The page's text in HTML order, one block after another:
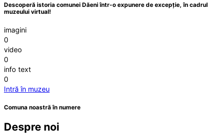
Descoperă istoria comunei Dăeni într-o expunere de excepție, în cadrul
muzeului virtual!
imagini
0
video
0
info text
0
Intră în muzeu
Comuna noastră în numere
Despre noi